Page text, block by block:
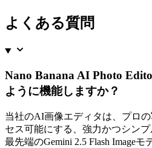
よくある質問
Nano Banana AI Photo
ように機能しますか？
当社のAI画像エディタは、プロ
セス可能にする、強力かつシン
最先端のGemini 2.5 Flash Image